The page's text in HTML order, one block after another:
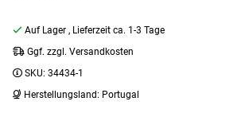
Auf Lager , Lieferzeit ca. 1-3 Tage
Ggf. zzgl. Versandkosten
SKU: 34434-1
Herstellungsland: Portugal